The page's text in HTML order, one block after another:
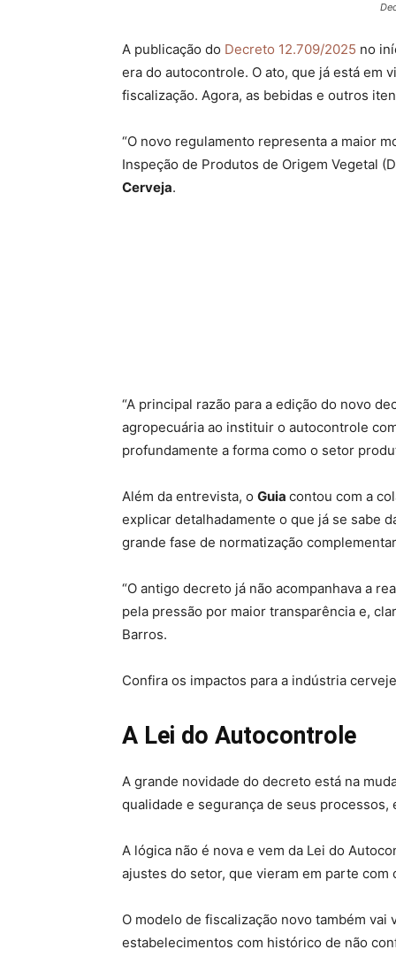
A publicação do Decreto 12.709/2025 no
era do autocontrole. O ato, que já está em
fiscalização. Agora, as bebidas e outros
“O novo regulamento representa a maior
Inspeção de Produtos de Origem Vegetal
Cerveja.
“A principal razão para a edição do novo
agropecuária ao instituir o autocontrole
profundamente a forma como o setor
Além da entrevista, o Guia contou com a
explicar detalhadamente o que já se sabe
grande fase de normatização
“O antigo decreto já não acompanhava a
pela pressão por maior transparência e,
Barros.
Confira os impactos para a indústria
A Lei do Autocontrole
A grande novidade do decreto está na
qualidade e segurança de seus
A lógica não é nova e vem da Lei do
ajustes do setor, que vieram em parte com
O modelo de fiscalização novo também
estabelecimentos com histórico de não